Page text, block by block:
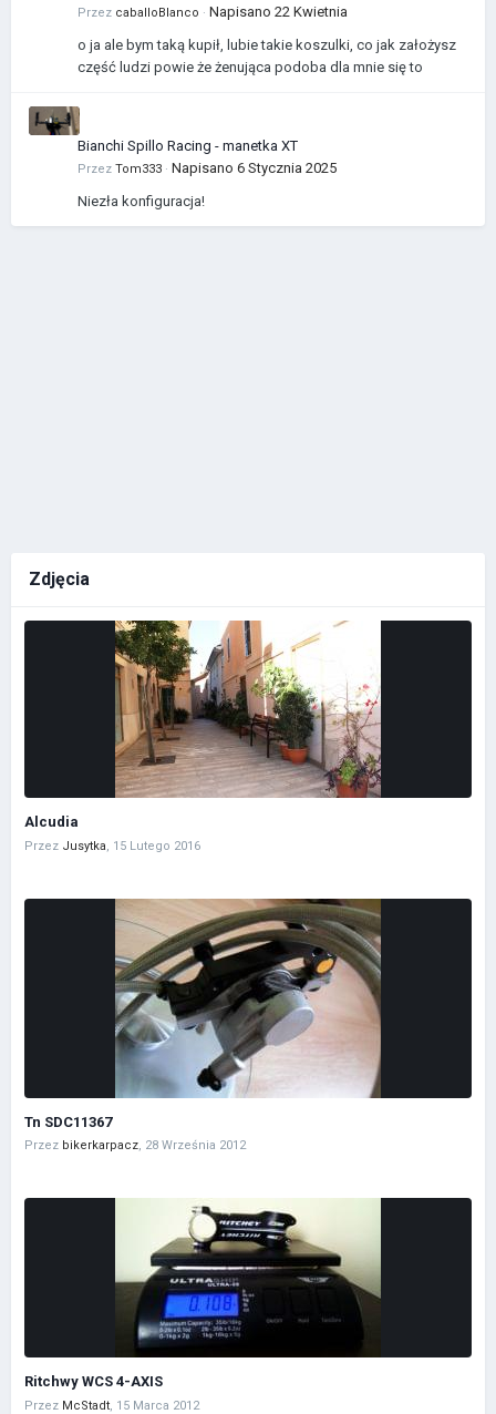
Przez caballoBlanco · Napisano 22 Kwietnia
o ja ale bym taką kupił, lubie takie koszulki, co jak założysz
część ludzi powie że żenująca podoba dla mnie się to
Bianchi Spillo Racing - manetka XT
Przez Tom333 · Napisano 6 Stycznia 2025
Niezła konfiguracja!
Zdjęcia
Alcudia
Przez Jusytka, 15 Lutego 2016
Tn SDC11367
Przez bikerkarpacz, 28 Września 2012
Ritchwy WCS 4-AXIS
Przez McStadt, 15 Marca 2012